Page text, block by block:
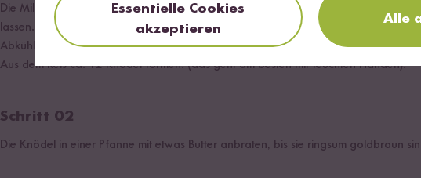
Die Milchsorten aufkochen, den Milchreis, Salz und Zucker einrühren und mit
lassen.
Abkühlen.
Aus dem Reis ca. 12 Knödel formen. (das geht am besten mit feuchten Händen).
Schritt 02
Die Knödel in einer Pfanne mit etwas Butter anbraten, bis sie ringsum goldbraun
Essentielle Cookies
akzeptieren
Alle